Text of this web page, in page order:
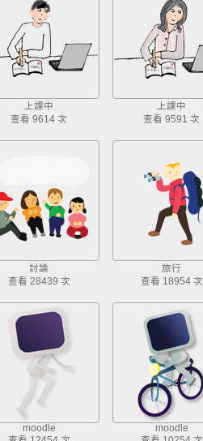
上課中
查看 9614 次
上課中
查看 9591 次
討論
查看 28439 次
旅行
查看 18954 次
moodle
moodle